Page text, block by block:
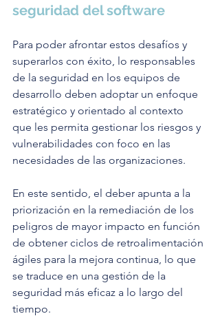
seguridad del software
Para poder afrontar estos desafíos y
superarlos con éxito, lo responsables
de la seguridad en los equipos de
desarrollo deben adoptar un enfoque
estratégico y orientado al contexto
que les permita gestionar los riesgos y
vulnerabilidades con foco en las
necesidades de las organizaciones.
En este sentido, el deber apunta a la
priorización en la remediación de los
peligros de mayor impacto en función
de obtener ciclos de retroalimentación
ágiles para la mejora continua, lo que
se traduce en una gestión de la
seguridad más eficaz a lo largo del
tiempo.